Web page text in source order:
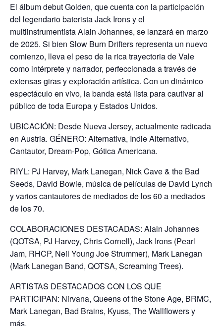
El álbum debut Golden, que cuenta con la participación
del legendario baterista Jack Irons y el
multiinstrumentista Alain Johannes, se lanzará en marzo
de 2025. Si bien Slow Burn Drifters representa un nuevo
comienzo, lleva el peso de la rica trayectoria de Vale
como intérprete y narrador, perfeccionada a través de
extensas giras y exploración artística. Con un dinámico
espectáculo en vivo, la banda está lista para cautivar al
público de toda Europa y Estados Unidos.
UBICACIÓN: Desde Nueva Jersey, actualmente radicada
en Austria. GÉNERO: Alternativa, Indie Alternativo,
Cantautor, Dream-Pop, Gótica Americana.
RIYL: PJ Harvey, Mark Lanegan, Nick Cave & the Bad
Seeds, David Bowie, música de películas de David Lynch
y varios cantautores de mediados de los 60 a mediados
de los 70.
COLABORACIONES DESTACADAS: Alain Johannes
(QOTSA, PJ Harvey, Chris Cornell), Jack Irons (Pearl
Jam, RHCP, Neil Young Joe Strummer), Mark Lanegan
(Mark Lanegan Band, QOTSA, Screaming Trees).
ARTISTAS DESTACADOS CON LOS QUE
PARTICIPAN: Nirvana, Queens of the Stone Age, BRMC,
Mark Lanegan, Bad Brains, Kyuss, The Wallflowers y
más.